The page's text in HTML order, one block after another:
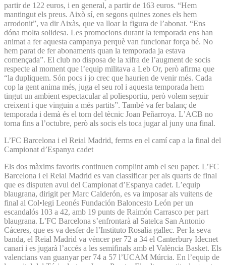
partir de 122 euros, i en general, a partir de 163 euros. “Hem
mantingut els preus. Això sí, en segons quines zones els hem
arrodonit”, va dir Aixàs, que va lloar la figura de l’abonat. “Ens
dóna molta solidesa. Les promocions durant la temporada ens han
animat a fer aquesta campanya perquè van funcionar força bé. No
hem parat de fer abonaments quan la temporada ja estava
començada”. El club no disposa de la xifra de l’augment de socis
respecte al moment que l’equip militava a Leb Or, però afirma que
“la dupliquem. Són pocs i jo crec que haurien de venir més. Cada
cop la gent anima més, juga el seu rol i aquesta temporada hem
tingut un ambient espectacular al poliesportiu, però volem seguir
creixent i que vinguin a més partits”. També va fer balanç de
temporada i demà és el torn del tècnic Joan Peñarroya. L’ACB no
torna fins a l’octubre, però als socis els toca jugar al juny una final.
L’FC Barcelona i el Reial Madrid, ferms en el camí cap a la final del
Campionat d’Espanya cadet
Els dos màxims favorits continuen complint amb el seu paper. L’FC
Barcelona i el Reial Madrid es van classificar per als quarts de final
que es disputen avui del Campionat d’Espanya cadet. L’equip
blaugrana, dirigit per Marc Calderón, es va imposar als vuitens de
final al Col•legi Leonés Fundación Baloncesto León per un
escandalós 103 a 42, amb 19 punts de Raimón Carrasco per part
blaugrana. L’FC Barcelona s’enfrontarà al Satelca San Antonio
Cáceres, que es va desfer de l’Instituto Rosalia gallec. Per la seva
banda, el Reial Madrid va vèncer per 72 a 34 el Canterbury Idecnet
canari i es jugarà l’accés a les semifinals amb el València Basket. Els
valencians van guanyar per 74 a 57 l’UCAM Múrcia. En l’equip de